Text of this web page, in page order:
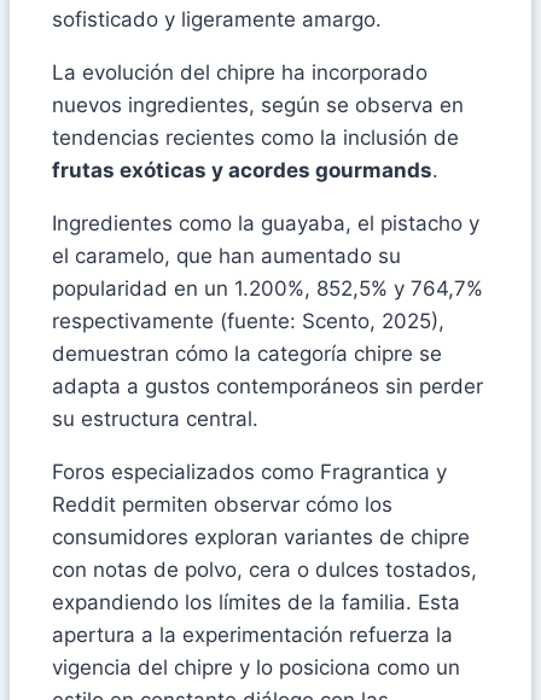
sofisticado y ligeramente amargo.
La evolución del chipre ha incorporado
nuevos ingredientes, según se observa en
tendencias recientes como la inclusión de
frutas exóticas y acordes gourmands.
Ingredientes como la guayaba, el pistacho y
el caramelo, que han aumentado su
popularidad en un 1.200%, 852,5% y 764,7%
respectivamente (fuente: Scento, 2025),
demuestran cómo la categoría chipre se
adapta a gustos contemporáneos sin perder
su estructura central.
Foros especializados como Fragrantica y
Reddit permiten observar cómo los
consumidores exploran variantes de chipre
con notas de polvo, cera o dulces tostados,
expandiendo los límites de la familia. Esta
apertura a la experimentación refuerza la
vigencia del chipre y lo posiciona como un